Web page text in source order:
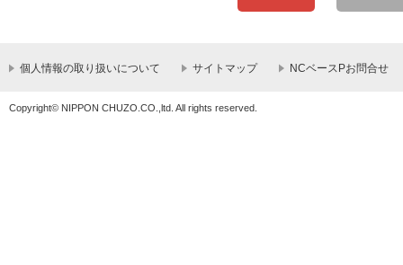
個人情報の取り扱いについて サイトマップ NCベースPお問合せ
Copyright© NIPPON CHUZO.CO.,ltd. All rights reserved.